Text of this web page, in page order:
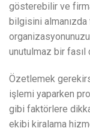
gösterebilir ve
bilgisini almanızda
unutulmaz bir
Özetlemek
işlemi yaparken
gibi faktörlere
ekibi kiralama